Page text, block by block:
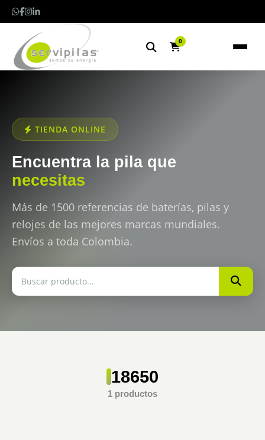
0
TIENDA ONLINE
Encuentra la pila que
necesitas
Más de 1500 referencias de baterías, pilas y
relojes de las mejores marcas mundiales.
Envíos a toda Colombia.
18650
1 productos